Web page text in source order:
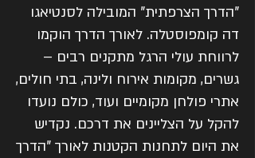
"הדרך הצרפתית" המובילה לסנטיאגו
דה קומפוסטלה. לאורך הדרך הוקמו
לרווחת עולי הרגל מתקנים רבים –
גשרים, מקומות אירוח ולינה, בתי חולים,
אתרי פולחן מקומיים ועוד, כולם נועדו
להקל על הצליינים את דרכם. נקדיש
את היום לתחנות הקטנות לאורך "הדרך